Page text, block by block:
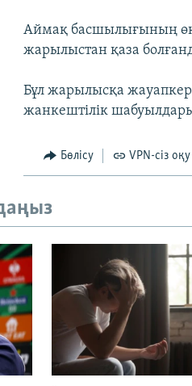
Аймақ басшылығының
жарылыстан қаза
Бұл жарылысқа
жанкештілік
Бөлісу VPN-сіз оқу